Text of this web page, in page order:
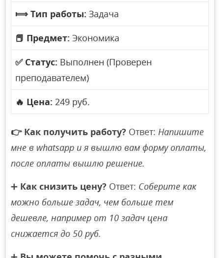
⟾ Тип работы: Задача
📕 Предмет: Экономика
✅ Статус: Выполнен (Проверен
преподавателем)
🔥 Цена: 249 руб.
👉 Как получить работу? Ответ:Напишите
мне в whatsapp и я вышлю вам форму оплаты,
после оплаты вышлю решение.
➕ Как снизить цену? Ответ: Соберите как
можно больше задач, чем больше тем
дешевле, например от 10 задач цена
снижается до 50 руб.